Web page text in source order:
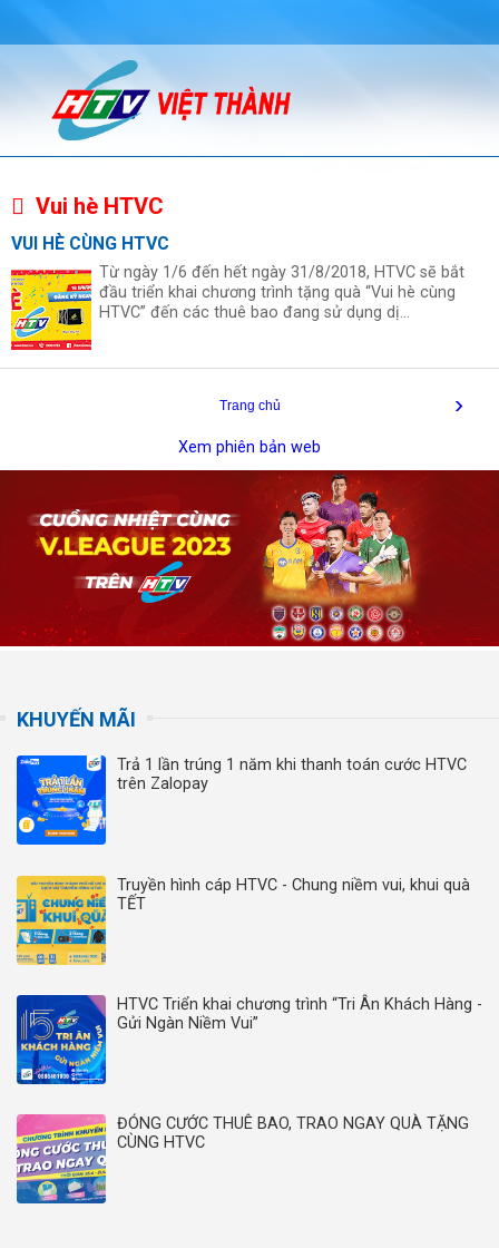
Vui hè HTVC
VUI HÈ CÙNG HTVC
Từ ngày 1/6 đến hết ngày 31/8/2018, HTVC sẽ bắt
đầu triển khai chương trình tặng quà “Vui hè cùng
HTVC” đến các thuê bao đang sử dụng dị...
›
Trang chủ
Xem phiên bản web
KHUYẾN MÃI
Trả 1 lần trúng 1 năm khi thanh toán cước HTVC
trên Zalopay
Truyền hình cáp HTVC - Chung niềm vui, khui quà
TẾT
HTVC Triển khai chương trình “Tri Ân Khách Hàng -
Gửi Ngàn Niềm Vui”
ĐÓNG CƯỚC THUÊ BAO, TRAO NGAY QUÀ TẶNG
CÙNG HTVC